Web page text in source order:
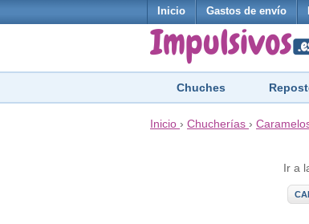
Inicio Gastos de envío
Chuches
Inicio › Chucherías ›
Ir a